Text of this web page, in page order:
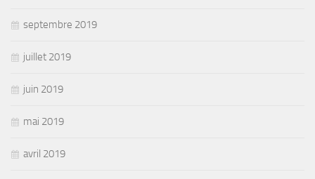
septembre 2019
juillet 2019
juin 2019
mai 2019
avril 2019